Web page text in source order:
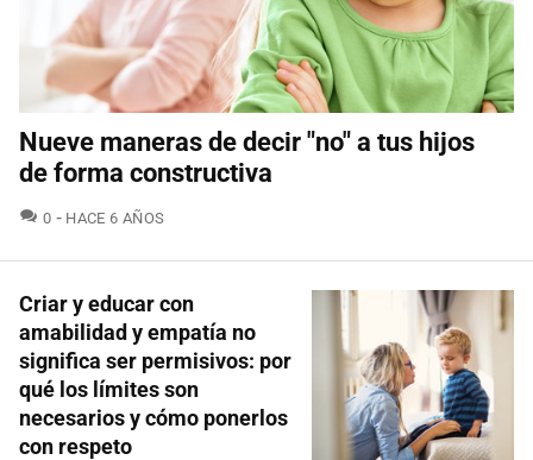
Nueve maneras de decir "no" a tus hijos
de forma constructiva
0 COMENTARIOS
HACE 6 AÑOS
Criar y educar con
amabilidad y empatía no
significa ser permisivos: por
qué los límites son
necesarios y cómo ponerlos
con respeto